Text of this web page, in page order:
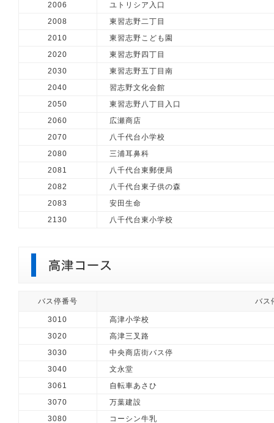
2006
ユトリシア入口
2008
東習志野二丁目
2010
東習志野こども園
2020
東習志野四丁目
2030
東習志野五丁目南
2040
習志野文化会館
2050
東習志野八丁目入口
2060
広瀬商店
2070
八千代台小学校
2080
三浦耳鼻科
2081
八千代台東郵便局
2082
八千代台東子供の森
2083
安田生命
2130
八千代台東小学校
バス停番号 バス
3010
高津小学校
3020
高津三叉路
3030
中央商店街バス停
3040
文永堂
3061
自転車あさひ
3070
万葉建設
3080
コーシン牛乳